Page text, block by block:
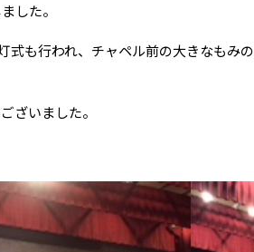
した。
も行われ、チャペル前の大きなもみ
ざいました。